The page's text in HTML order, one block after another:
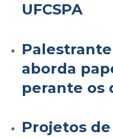
UFCSPA
aborda
perante os
Projetos